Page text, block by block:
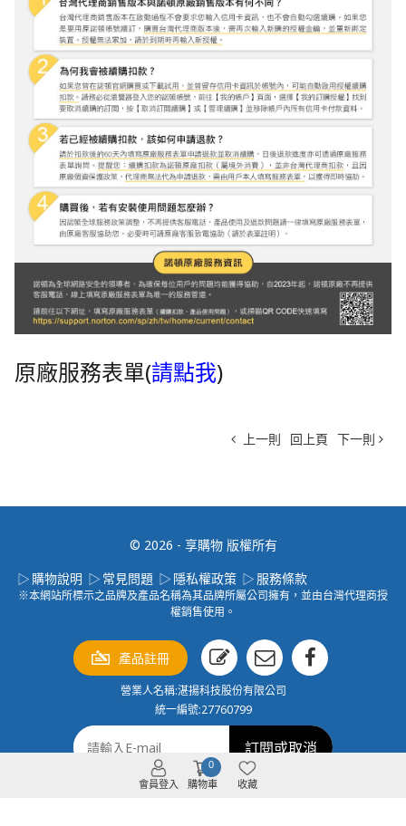
會員登入 購物車
0
收藏
原廠服務表單(請點我)
上一則 回上頁 下一則
© 2026 - 享購物 版權所有
購物說明
常見問題 隱私權政策 服務條款
※本網站所標示之品牌及產品名稱為其品牌所屬公司擁有，並由台灣代理商授
權銷售使用。
產品註冊
營業人名稱:湛揚科技股份有限公司
統一編號:27760799